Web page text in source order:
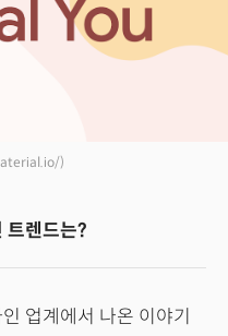
)
트렌드는?
업계에서 나온 이야기